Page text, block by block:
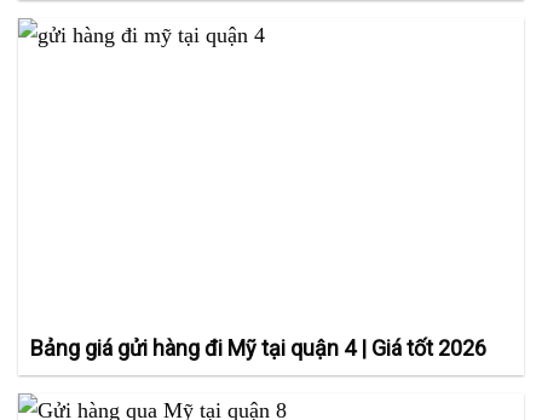
Bảng giá gửi hàng đi Mỹ tại quận 4 | Giá tốt 2026